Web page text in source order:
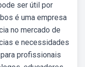
ser útil por
é uma empresa
no mercado de
e necessidades
profissionais